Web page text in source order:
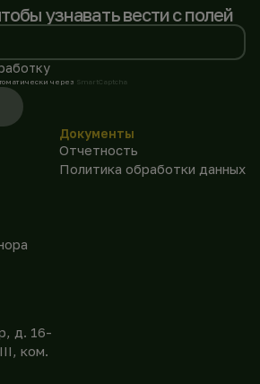
узнавать вести с полей
через SmartCaptcha
Документы
Отчетность
Политика обработки данных
д. 16-
ком.